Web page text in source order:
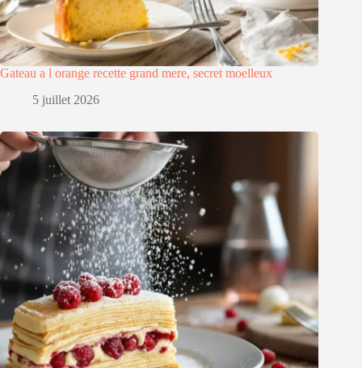
Gateau a l orange recette grand mere, secret moelleux
5 juillet 2026